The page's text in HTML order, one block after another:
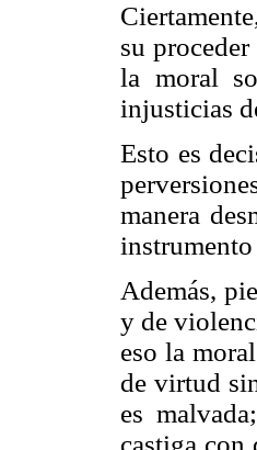
su
la moral
injusticias
Esto es
manera
Además,
y de
eso la
de virtud
es